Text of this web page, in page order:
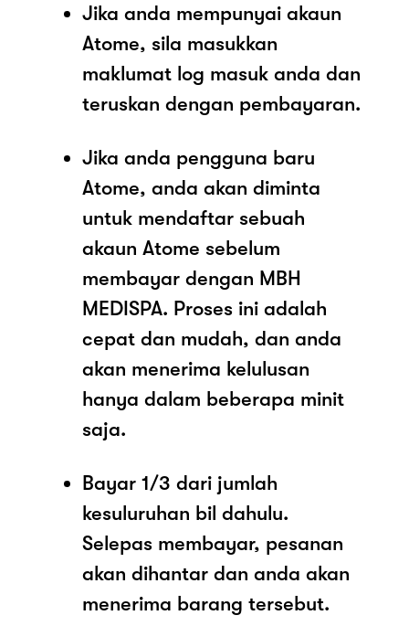
Jika anda mempunyai akaun
Atome, sila masukkan
maklumat log masuk anda dan
teruskan dengan pembayaran.
Jika anda pengguna baru
Atome, anda akan diminta
untuk mendaftar sebuah
akaun Atome sebelum
membayar dengan MBH
MEDISPA. Proses ini adalah
cepat dan mudah, dan anda
akan menerima kelulusan
hanya dalam beberapa minit
saja.
Bayar 1/3 dari jumlah
kesuluruhan bil dahulu.
Selepas membayar, pesanan
akan dihantar dan anda akan
menerima barang tersebut.